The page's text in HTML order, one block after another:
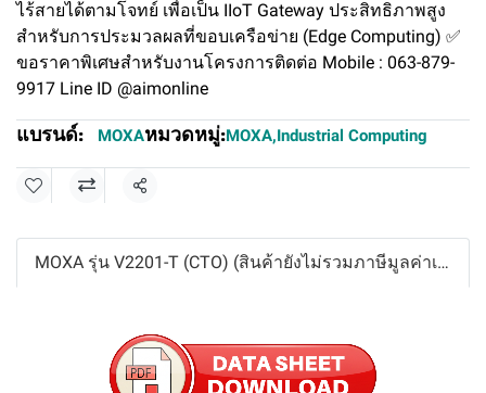
ไร้สายได้ตามโจทย์ เพื่อเป็น IIoT Gateway ประสิทธิภาพสูง
สำหรับการประมวลผลที่ขอบเครือข่าย (Edge Computing) ✅
ขอราคาพิเศษสำหรับงานโครงการติดต่อ Mobile : 063-879-
9917 Line ID @aimonline
แบรนด์: MOXAหมวดหมู่:MOXA,Industrial Computing
แชร์
MOXA รุ่น V2201-T (CTO) (สินค้ายังไม่รวมภาษีมูลค่าเพิ่ม,ค่าขนส่ง ,ราคาอาจมีการเปลี่ยนแปลงได้ โดยไม่แจ้งให้ทราบล่วงหน้า)